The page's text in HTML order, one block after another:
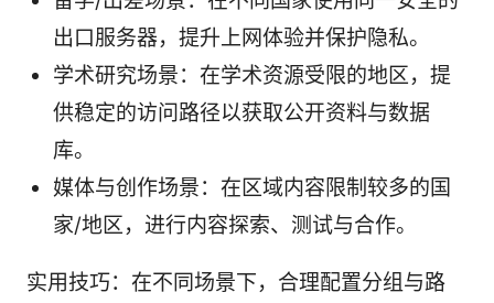
出口服务器，提升上网体验并保护隐私。
学术研究场景：在学术资源受限的地区，提
供稳定的访问路径以获取公开资料与数据
库。
媒体与创作场景：在区域内容限制较多的国
家/地区，进行内容探索、测试与合作。
实用技巧：在不同场景下，合理配置分组与路